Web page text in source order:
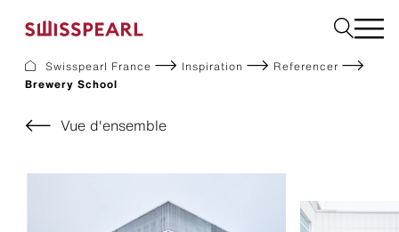
Façade
Construction
Interior
Swisspearl France Inspiration
Referencer
Brewery School
Vue d'ensemble